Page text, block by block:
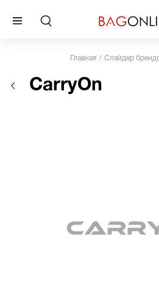
Главная Слайдер
CarryOn